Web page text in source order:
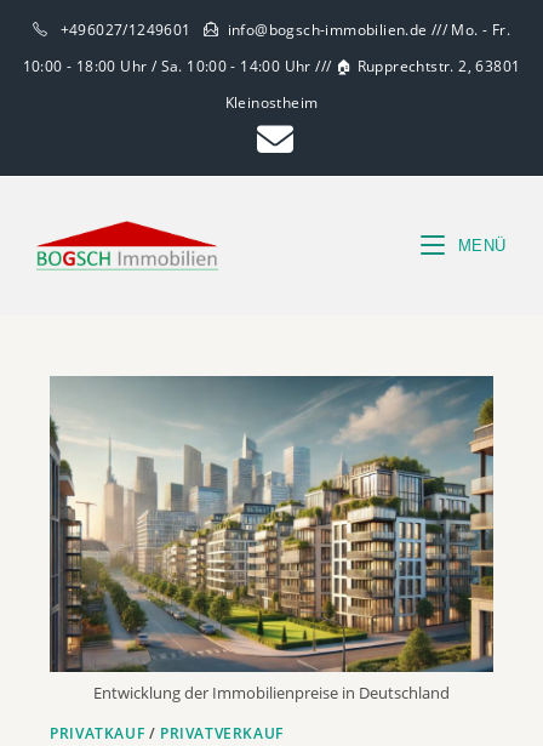
+496027/1249601
info@bogsch-immobilien.de /// Mo. - Fr.
10:00 - 18:00 Uhr / Sa. 10:00 - 14:00 Uhr /// 🏠 Rupprechtstr. 2, 63801
Kleinostheim
MENÜ
Entwicklung der Immobilienpreise in Deutschland
PRIVATKAUF / PRIVATVERKAUF